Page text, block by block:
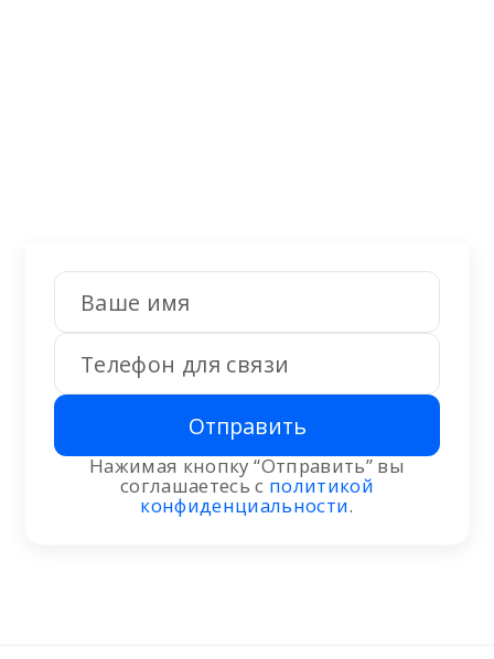
Отправить
Нажимая кнопку “Отправить” вы
соглашаетесь с политикой
конфиденциальности.